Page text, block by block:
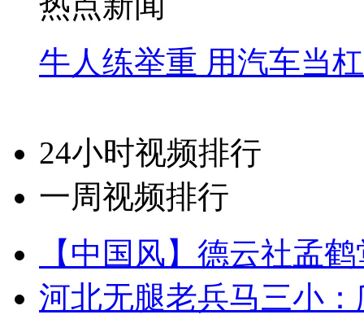
牛人练举重 用汽车当
24小时视频排行
一周视频排行
【中国风】德云社孟
河北无腿老兵马三小